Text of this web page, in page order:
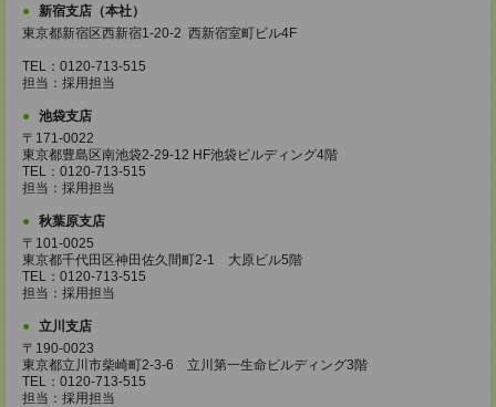
新宿支店（本社）
東京都新宿区西新宿1-20-2 西新宿室町ビル4F
TEL：0120-713-515
担当：採用担当
池袋支店
〒171-0022
東京都豊島区南池袋2-29-12 HF池袋ビルディング4階
TEL：0120-713-515
担当：採用担当
秋葉原支店
〒101-0025
東京都千代田区神田佐久間町2-1 大原ビル5階
TEL：0120-713-515
担当：採用担当
立川支店
〒190-0023
東京都立川市柴崎町2-3-6 立川第一生命ビルディング3階
TEL：0120-713-515
担当：採用担当